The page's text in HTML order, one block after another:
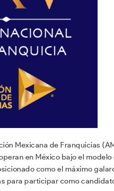
Mexicana de Franquicias
en México bajo el
como el máximo
para participar como